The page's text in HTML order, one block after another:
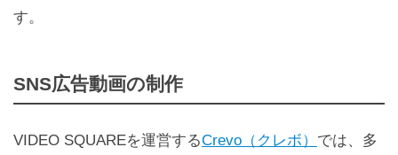
す。
SNS広告動画の制作
VIDEO SQUAREを運営するCrevo（クレボ） では、多